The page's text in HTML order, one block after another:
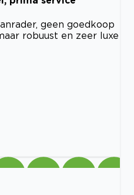
geen goedkoop
robuust en zeer luxe